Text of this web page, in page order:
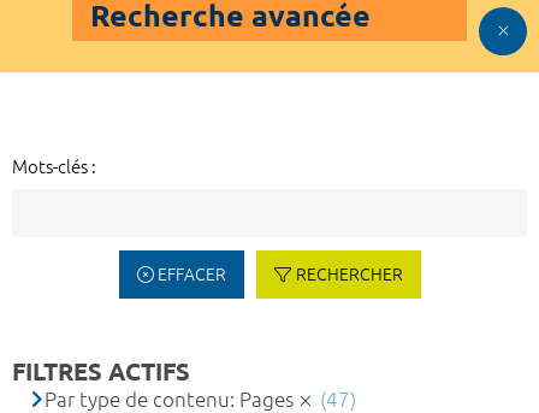
Recherche avancée
Mots-clés :
EFFACER RECHERCHER
FILTRES ACTIFS
Par type de contenu: Pages
(47)